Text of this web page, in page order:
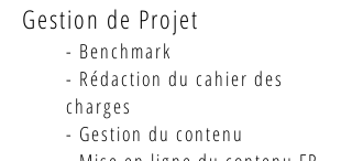
Gestion de Projet
- Benchmark
- Rédaction du cahier des
charges
- Gestion du contenu